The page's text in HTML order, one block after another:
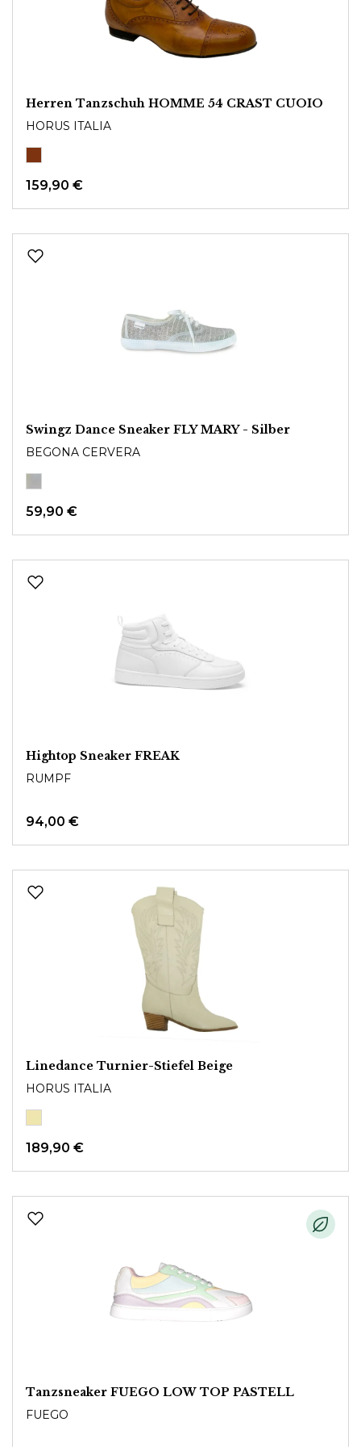
Herren Tanzschuh HOMME 54 CRAST CUOIO
HORUS ITALIA
159,90 €
Swingz Dance Sneaker FLY MARY - Silber
BEGONA CERVERA
59,90 €
Hightop Sneaker FREAK
RUMPF
94,00 €
Linedance Turnier-Stiefel Beige
HORUS ITALIA
189,90 €
Tanzsneaker FUEGO LOW TOP PASTELL
FUEGO